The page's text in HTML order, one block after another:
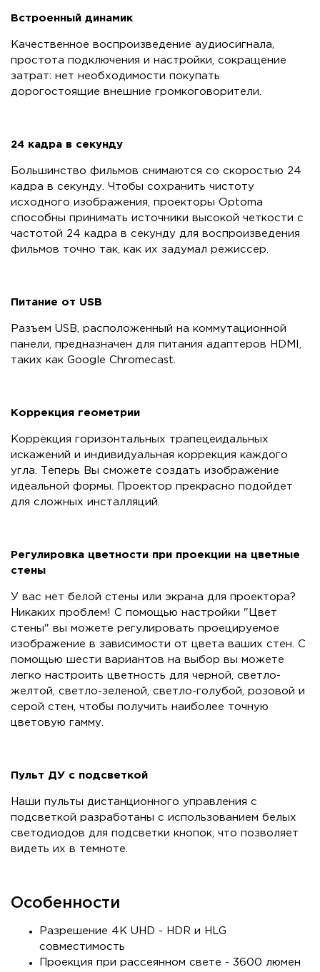
Встроенный динамик
Качественное воспроизведение аудиосигнала,
простота подключения и настройки, сокращение
затрат: нет необходимости покупать
дорогостоящие внешние громкоговорители.
24 кадра в секунду
Большинство фильмов снимаются со скоростью 24
кадра в секунду. Чтобы сохранить чистоту
исходного изображения, проекторы Optoma
способны принимать источники высокой четкости с
частотой 24 кадра в секунду для воспроизведения
фильмов точно так, как их задумал режиссер.
Питание от USB
Разъем USB, расположенный на коммутационной
панели, предназначен для питания адаптеров HDMI,
таких как Google Chromecast.
Коррекция геометрии
Коррекция горизонтальных трапецеидальных
искажений и индивидуальная коррекция каждого
угла. Tеперь Вы сможете создать изображение
идеальной формы. Проектор прекрасно подойдет
для сложных инсталляций.
Регулировка цветности при проекции на цветные
стены
У вас нет белой стены или экрана для проектора?
Никаких проблем! С помощью настройки "Цвет
стены" вы можете регулировать проецируемое
изображение в зависимости от цвета ваших стен. С
помощью шести вариантов на выбор вы можете
легко настроить цветность для черной, светло-
желтой, светло-зеленой, светло-голубой, розовой и
серой стен, чтобы получить наиболее точную
цветовую гамму.
Пульт ДУ с подсветкой
Наши пульты дистанционного управления с
подсветкой разработаны с использованием белых
светодиодов для подсветки кнопок, что позволяет
видеть их в темноте.
Особенности
Разрешение 4K UHD - HDR и HLG
совместимость
Проекция при рассеянном свете - 3600 люмен